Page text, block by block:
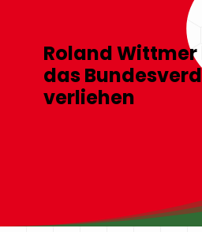
Roland
das
verliehen